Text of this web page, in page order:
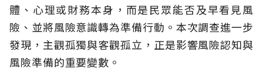
體、心理或財務本身，而是民眾能否及早看見風
險、並將風險意識轉為準備行動。本次調查進一步
發現，主觀孤獨與客觀孤立，正是影響風險認知與
風險準備的重要變數。